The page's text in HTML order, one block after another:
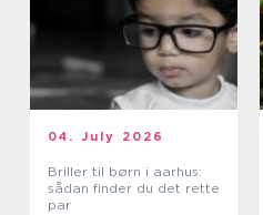
04. July 2026
Briller til børn i aarhus:
sådan finder du det rette
par